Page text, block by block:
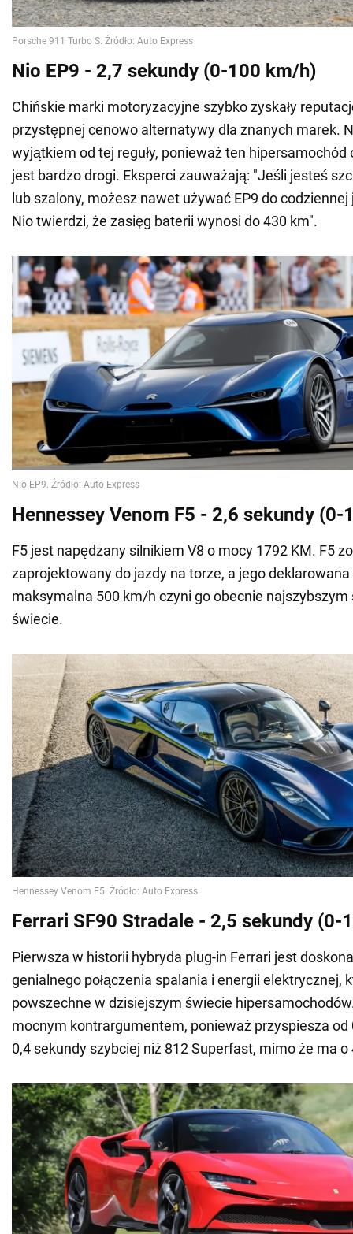
Nio EP9 - 2,7 sekundy (0-100 km/h)
Chińskie marki motoryzacyjne szybko zyskały
przystępnej cenowo alternatywy dla znanych marek.
wyjątkiem od tej reguły, ponieważ ten hipersamochód
jest bardzo drogi. Eksperci zauważają: "Jeśli jesteś
lub szalony, możesz nawet używać EP9 do
Nio twierdzi, że zasięg baterii wynosi do 430 km".
Hennessey Venom F5 - 2,6 sekundy
F5 jest napędzany silnikiem V8 o mocy 1792 KM. F5
zaprojektowany do jazdy na torze, a jego
maksymalna 500 km/h czyni go obecnie
świecie.
Ferrari SF90 Stradale - 2,5 sekundy (0-
Pierwsza w historii hybryda plug-in Ferrari jest
genialnego połączenia spalania i energii elektrycznej,
powszechne w dzisiejszym świecie
mocnym kontrargumentem, ponieważ przyspiesza od
0,4 sekundy szybciej niż 812 Superfast, mimo że ma